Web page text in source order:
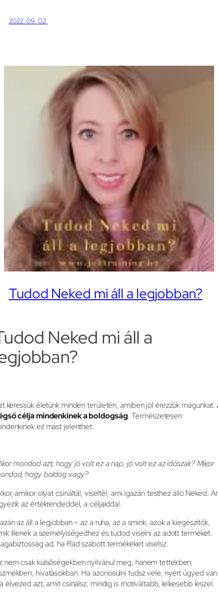
2022. 09. 02.
Tudod Neked mi áll a legjobban?
Neked mi áll a
keressük életünk minden területén, amiben jól érezzük magunkat.
célja mindenkinek a boldogság. Természetesen
ez mást jelenthet.
mondod azt, hogy jó volt ez a nap, jó volt ez az időszak? Mikor
hogy boldog vagy?
amikor olyat csináltál, viseltél, ami igazán testhez álló Neked.
az értékrendeddel, a céljaiddal.
az áll a legjobban – az a ruha, az a smink, azok a kiegészítők,
illenek a személyiségedhez és tudod viselni az adott terméket.
ad, ha Rád szabott termékeket viselsz.
nem csak külsőségekben nyilvánul meg, hanem tettekben,
hivatásokban. Ha azonosulni tudsz vele, nyert ügyed
élvezed azt, amit csinálsz, mindig is motiváltabb, lelkesebb leszel.